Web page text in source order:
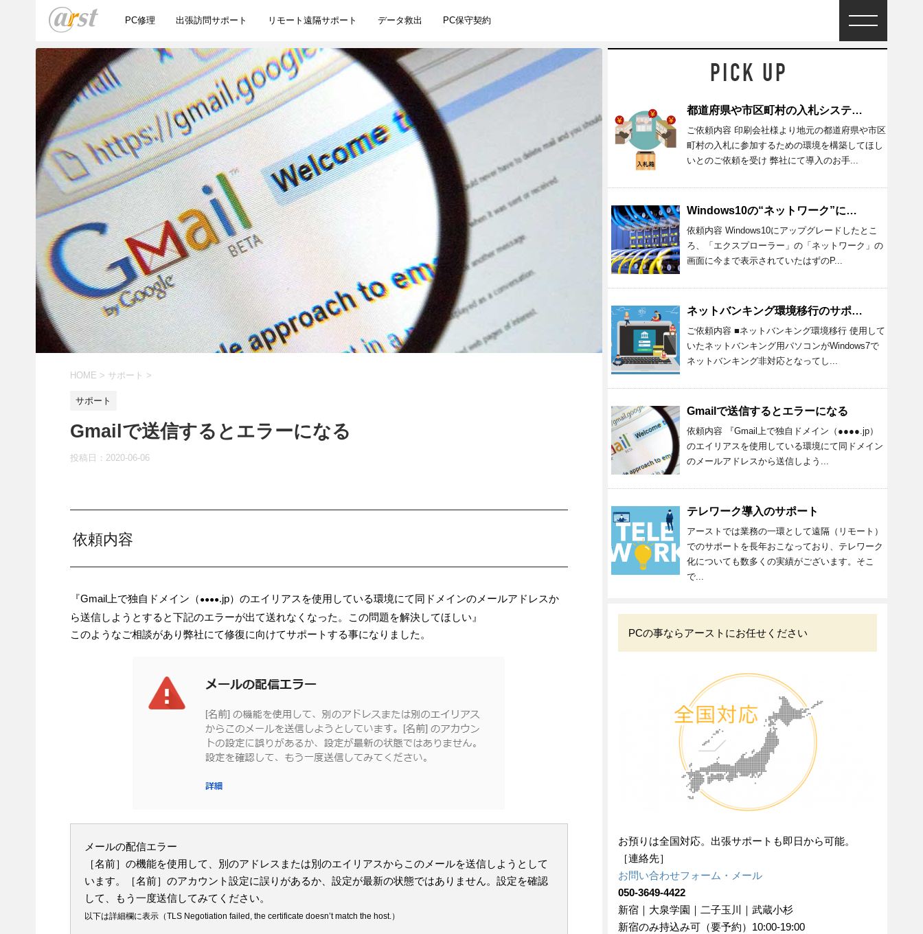
PC修理 出張訪問サポート リモート遠隔サポート データ救出 PC保守契約
HOME > サポート >
サポート
Gmailで送信するとエラーになる
投稿日： 2020-06-06
依頼内容
『Gmail上で独自ドメイン（ ●●●●.jp）のエイリアスを使用している環境にて同ドメインのメールアドレスか
ら送信しようとすると下記のエラーが出て送れなくなった。この問題を解決してほしい』
このようなご相談があり弊社にて修復に向けてサポートする事になりました。
メールの配信エラー
［名前］の機能を使用して、別のアドレスまたは別のエイリアスからこのメールを送信しようとして
います。［名前］のアカウント設定に誤りがあるか、設定が最新の状態ではありません。設定を確認
して、もう一度送信してみてください。
以下は詳細欄に表示（TLS Negotiation failed, the certificate doesn’t match the host.）
都道府県や市区町村の入札システム設置設定
ご依頼内容 印刷会社様より地元の都道府県や市区
町村の入札に参加するための環境を構築してほし
いとのご依頼を受け 弊社にて導入のお手...
Windows10の“ネットワーク”にあるはずのPCが表示されない
依頼内容 Windows10にアップグレードしたとこ
ろ、「エクスプローラー」の「ネットワーク」の
画面に今まで表示されていたはずのP...
ネットバンキング環境移行のサポート
ご依頼内容 ■ネットバンキング環境移行 使用して
いたネットバンキング用パソコンがWindows7で
ネットバンキング非対応となってし...
Gmailで送信するとエラーになる
依頼内容 『Gmail上で独自ドメイン（●●●●.jp）
のエイリアスを使用している環境にて同ドメイン
のメールアドレスから送信しよう...
テレワーク導入のサポート
アーストでは業務の一環として遠隔（リモート）
でのサポートを長年おこなっており、テレワーク
化についても数多くの実績がございます。そこ
で...
PCの事ならアーストにお任せください
お預りは全国対応。出張サポートも即日から可能。
［連絡先］
お問い合わせフォーム・メール
050-3649-4422
新宿｜大泉学園｜二子玉川｜武蔵小杉
新宿のみ持込み可（要予約）10:00-19:00